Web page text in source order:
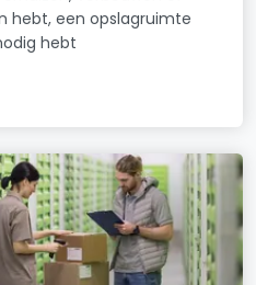
hebt, een opslagruimte
hebt